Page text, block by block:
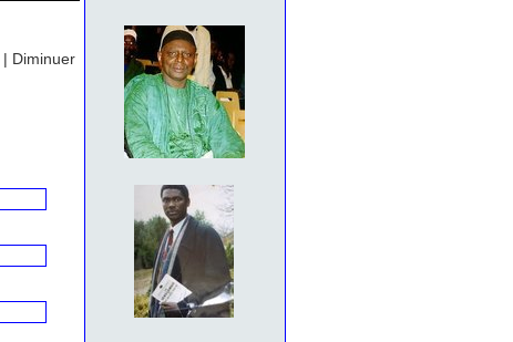
| Diminuer